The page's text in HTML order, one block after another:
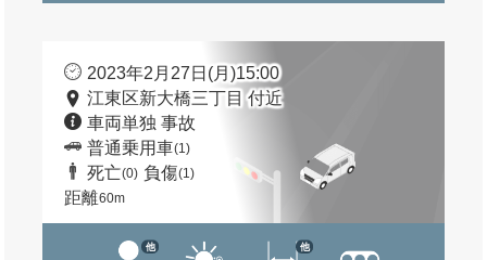
2023年2月27日(月)15:00
江東区新大橋三丁目 付近
車両単独 事故
普通乗用車(1)
死亡(0) 負傷(1)
距離60m
他 他